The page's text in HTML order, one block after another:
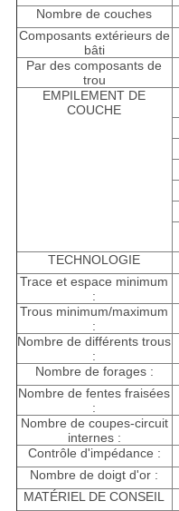
Nombre de couches
Composants extérieurs de
bâti
Par des composants de
trou
EMPILEMENT DE
COUCHE
TECHNOLOGIE
Trace et espace minimum
:
Trous minimum/maximum
:
Nombre de différents trous
:
Nombre de forages :
Nombre de fentes fraisées
:
Nombre de coupes-circuit
internes :
Contrôle d'impédance :
Nombre de doigt d'or :
MATÉRIEL DE CONSEIL